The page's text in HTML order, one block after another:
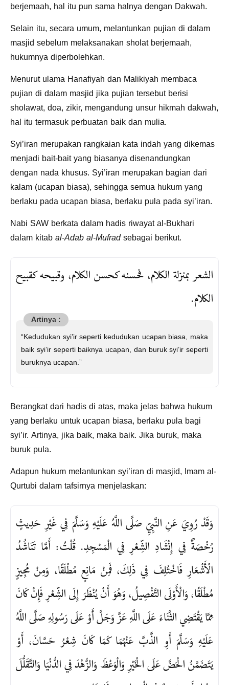
berjemaah, hal itu pun sama halnya dengan Dakwah.
Selain itu, secara umum, melantunkan pujian di dalam
masjid sebelum melaksanakan sholat berjemaah,
hukumnya diperbolehkan.
Menurut ulama Hanafiyah dan Malikiyah membaca
pujian di dalam masjid jika pujian tersebut berisi
sholawat, doa, zikir, mengandung unsur hikmah dakwah,
hal itu termasuk perbuatan baik dan mulia.
Syi’iran merupakan rangkaian kata indah yang dikemas
menjadi bait-bait yang biasanya disenandungkan
dengan nada khusus. Syi’iran merupakan bagian dari
kalam (ucapan biasa), sehingga semua hukum yang
berlaku pada ucapan biasa, berlaku pula pada syi’iran.
Nabi SAW berkata dalam hadis riwayat al-Bukhari
dalam kitab al-Adab al-Mufradsebagai berikut.
الشعر بمنزلة الكلام، فحسنه كحسن الكلام، وقبيحه كقبيح
الكلام.
“Kedudukan syi’ir seperti kedudukan ucapan biasa, maka
baik syi’ir seperti baiknya ucapan, dan buruk syi’ir seperti
buruknya ucapan.”
Berangkat dari hadis di atas, maka jelas bahwa hukum
yang berlaku untuk ucapan biasa, berlaku pula bagi
syi’ir. Artinya, jika baik, maka baik. Jika buruk, maka
buruk pula.
Adapun hukum melantunkan syi’iran di masjid, Imam al-
Qurtubi dalam tafsirnya menjelaskan:
وَقَدْ رُوِيَ عَنِ النَّبِيِّ صَلَّى اللَّهُ عَلَيْهِ وَسَلَّمَ فِي غَيْرِ حَدِيثٍ
رُخْصَةٌ فِي إِنْشَادِ الشِّعْرِ فِي الْمَسْجِدِ. قُلْتُ: أَمَّا تَنَاشُدُ
الْأَشْعَارِ فَاخْتُلِفَ فِي ذَلِكَ، فَمِنْ مَانِعٍ مُطْلَقًا، وَمِنْ مُجِيزٍ
مُطْلَقًا، وَالْأَوْلَى التَّفْصِيلُ، وَهُوَ أَنْ يُنْظَرَ إِلَى الشِّعْرِ فَإِنْ كَانَ
مِمَّا يَقْتَضِي الثَّنَاءَ عَلَى اللَّهِ عَزَّ وَجَلَّ أَوْ عَلَى رَسُولِهِ صَلَّى اللَّهُ
عَلَيْهِ وَسَلَّمَ أَوِ الذَّبَّ عَنْهُمَا كَمَا كَانَ شِعْرُ حَسَّانَ، أَوْ
يَتَضَمَّنُ الْحَضَّ عَلَى الْخَيْرِ وَالْوَعْظَ وَالزُّهْدَ فِي الدُّنْيَا وَالتَّقَلُّلَ